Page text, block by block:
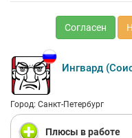
Согласен
Ингвард
Город: Санкт-Петербург
Плюсы в работе